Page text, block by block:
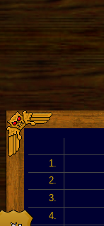
1.
2.
3.
4.